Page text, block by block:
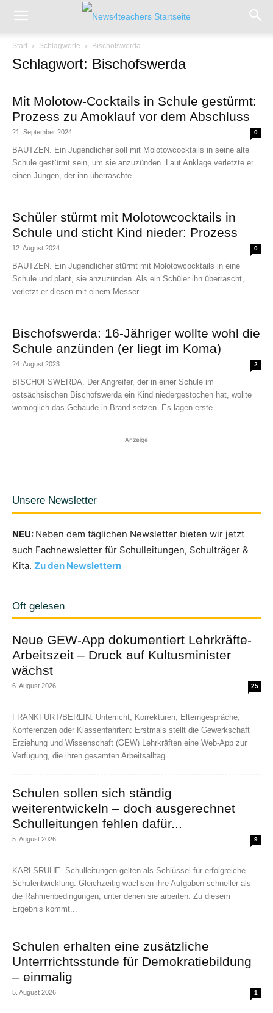
Start Schlagworte Bischofswerda
Schlagwort: Bischofswerda
Mit Molotow-Cocktails in Schule gestürmt:
Prozess zu Amoklauf vor dem Abschluss
21. September 2024 0
BAUTZEN. Ein Jugendlicher soll mit Molotowcocktails in seine alte
Schule gestürmt sein, um sie anzuzünden. Laut Anklage verletzte er
einen Jungen, der ihn überraschte...
Schüler stürmt mit Molotowcocktails in
Schule und sticht Kind nieder: Prozess
12. August 2024 0
BAUTZEN. Ein Jugendlicher stürmt mit Molotowcocktails in eine
Schule und plant, sie anzuzünden. Als ein Schüler ihn überrascht,
verletzt er diesen mit einem Messer....
Bischofswerda: 16-Jähriger wollte wohl die
Schule anzünden (er liegt im Koma)
24. August 2023 2
BISCHOFSWERDA. Der Angreifer, der in einer Schule im
ostsächsischen Bischofswerda ein Kind niedergestochen hat, wollte
womöglich das Gebäude in Brand setzen. Es lägen erste...
Anzeige
Unsere Newsletter
NEU: Neben dem täglichen Newsletter bieten wir jetzt
auch Fachnewsletter für Schulleitungen, Schulträger &
Kita. Zu den Newslettern
Oft gelesen
Neue GEW-App dokumentiert Lehrkräfte-
Arbeitszeit – Druck auf Kultusminister
wächst
6. August 2026 25
FRANKFURT/BERLIN. Unterricht, Korrekturen, Elterngespräche,
Konferenzen oder Klassenfahrten: Erstmals stellt die Gewerkschaft
Erziehung und Wissenschaft (GEW) Lehrkräften eine Web-App zur
Verfügung, die ihren gesamten Arbeitsalltag...
Schulen sollen sich ständig
weiterentwickeln – doch ausgerechnet
Schulleitungen fehlen dafür...
5. August 2026 9
KARLSRUHE. Schulleitungen gelten als Schlüssel für erfolgreiche
Schulentwicklung. Gleichzeitig wachsen ihre Aufgaben schneller als
die Rahmenbedingungen, unter denen sie arbeiten. Zu diesem
Ergebnis kommt...
Schulen erhalten eine zusätzliche
Unterrrichtsstunde für Demokratiebildung
– einmalig
5. August 2026 1